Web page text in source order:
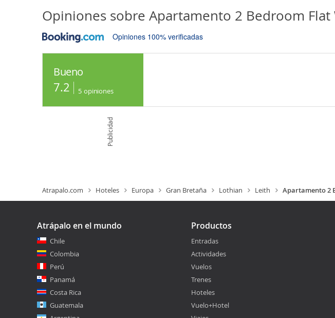
Opiniones sobre Apartamento 2 Bedroom
Opiniones 100% verificadas
Bueno
7.2 5 opiniones
Publicidad
Atrapalo.com Hoteles Europa Gran Bretaña Lothian Leith Apartamento 2
Atrápalo en el mundo
Chile
Colombia
Perú
Panamá
Costa Rica
Guatemala
Productos
Entradas
Actividades
Vuelos
Trenes
Hoteles
Vuelo+Hotel